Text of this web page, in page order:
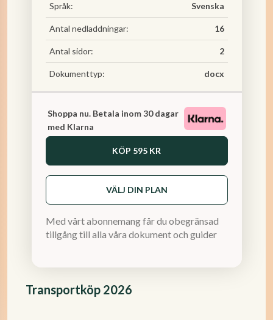
Transportköp 2026
Språk: Svenska
Antal nedladdningar: 16
Antal sidor: 2
Dokumenttyp: docx
Shoppa nu. Betala inom 30 dagar
med Klarna
KÖP 595 KR
VÄLJ DIN PLAN
Med vårt abonnemang får du obegränsad
tillgång till alla våra dokument och guider